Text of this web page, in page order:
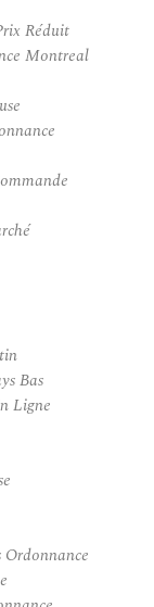
Réduit
Montreal
Bas
Ligne